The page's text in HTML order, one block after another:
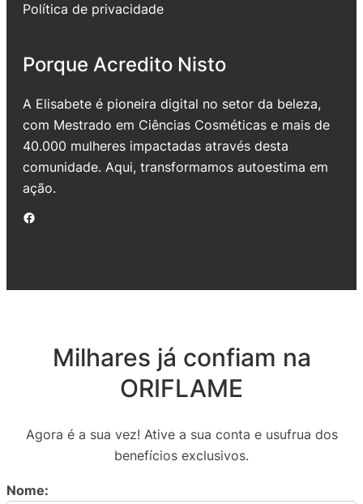
Política de privacidade
Porque Acredito Nisto
A Elisabete é pioneira digital no setor da beleza,
com Mestrado em Ciências Cosméticas e mais de
40.000 mulheres impactadas através desta
comunidade. Aqui, transformamos autoestima em
ação.
Facebook
Milhares já confiam na
ORIFLAME
Agora é a sua vez! Ative a sua conta e usufrua dos
benefícios exclusivos.
Nome: